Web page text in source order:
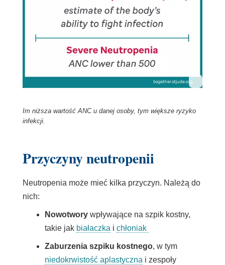
Im niższa wartość ANC u danej osoby, tym większe ryzyko
infekcji.
Przyczyny neutropenii
Neutropenia może mieć kilka przyczyn. Należą do
nich:
Nowotworywpływające na szpik kostny,
takie jak białaczka i chłoniak
Zaburzenia szpiku kostnego, w tym
niedokrwistość aplastyczna i zespoły